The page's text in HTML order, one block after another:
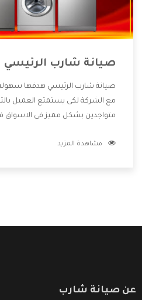
صيانة شارب الرئيسي
صيانة شارب الرئيسي هدفها
مع الشركة لكى يستمتع العميل
متواجدين بشكل مميز فى الاسواق
الشركة بها والتى تكون منها خدمة
مشاهدة المزيد
عن صيانة شارب